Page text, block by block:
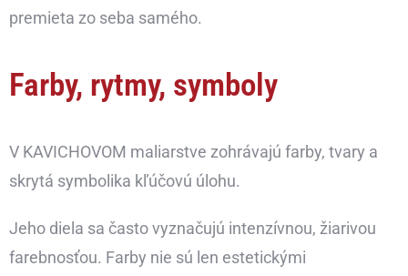
premieta zo seba samého.
Farby, rytmy, symboly
V KAVICHOVOM maliarstve zohrávajú farby, tvary a
skrytá symbolika kľúčovú úlohu.
Jeho diela sa často vyznačujú intenzívnou, žiarivou
farebnosťou. Farby nie sú len estetickými